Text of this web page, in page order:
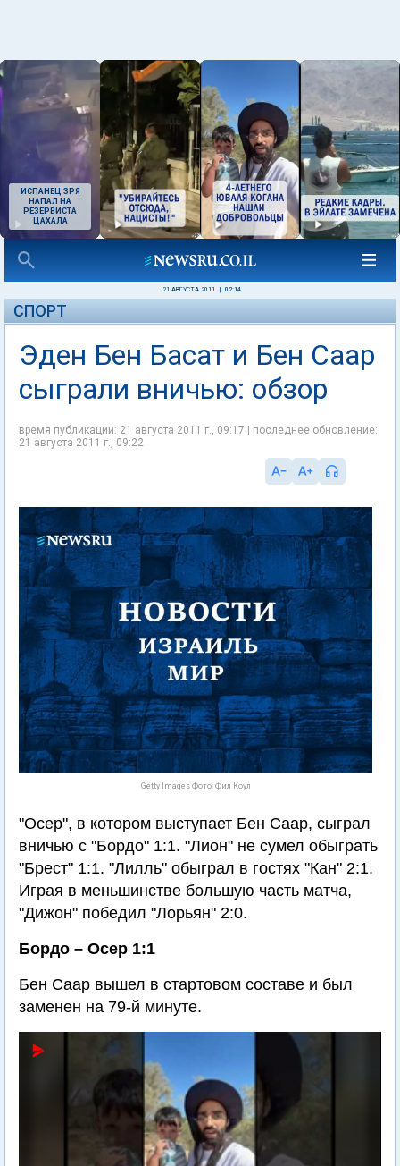
ИСПАНЕЦ ЗРЯ
НАПАЛ НА
РЕЗЕРВИСТА
ЦАХАЛА
21 АВГУСТА 2011 02:14
СПОРТ
Эден Бен Басат и Бен Саар
сыграли вничью: обзор
время публикации: 21 августа 2011 г., 09:17 | последнее обновление:
21 августа 2011 г., 09:22
Getty Images Фото: Фил Коул
"Осер", в котором выступает Бен Саар, сыграл
вничью с "Бордо" 1:1. "Лион" не сумел обыграть
"Брест" 1:1. "Лилль" обыграл в гостях "Кан" 2:1.
Играя в меньшинстве большую часть матча,
"Дижон" победил "Лорьян" 2:0.
Бордо – Осер 1:1
Бен Саар вышел в стартовом составе и был
заменен на 79-й минуте.